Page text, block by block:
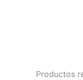
Productos